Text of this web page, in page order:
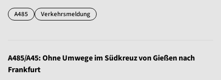
A485 Verkehrsmeldung
A485/A45: Ohne Umwege im Südkreuz von Gießen nach
Frankfurt